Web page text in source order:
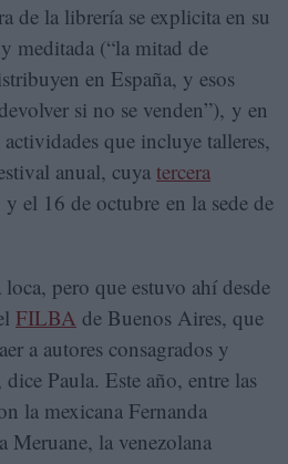
de la librería se explicita en su
meditada (“la mitad de
en España, y esos
si no se venden”), y en
que incluye talleres,
anual, cuya tercera
y el 16 de octubre en la sede de
pero que estuvo ahí desde
FILBA de Buenos Aires, que
a autores consagrados y
Paula. Este año, entre las
la mexicana Fernanda
la venezolana